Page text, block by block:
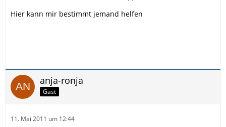
Hier kann mir bestimmt jemand helfen
anja-ronja
Gast
11. Mai 2011 um 12:44